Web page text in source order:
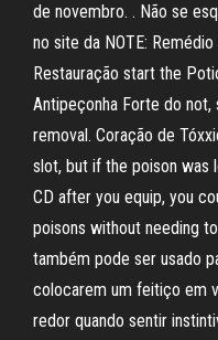
de novembro. . Não se
no site da NOTE:
Restauração start the
Antipeçonha Forte do
removal. Coração de
slot, but if the poison was
CD after you equip, you
poisons without needing
também pode ser usado
colocarem um feitiço em
redor quando sentir